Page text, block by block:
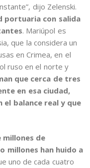
dijo Zelenski.
portuaria con salida
. Mariúpol es
que la considera un
en Crimea, en el
ruso en el norte y
que cerca de tres
en esa ciudad,
el balance real y que
de
millones han huido a
uno de cada cuatro